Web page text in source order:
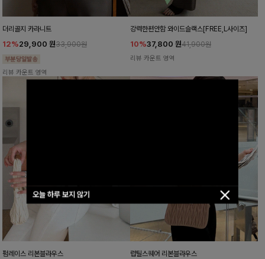
오늘 하루 보지 않기
더리골지 카라니트
12%29,900 원33,900원
리뷰 카운트 영역
강력한편안함 와이드슬랙스[FREE,L사이즈]
10%37,800 원41,900원
리뷰 카운트 영역
펌레이스 리본블라우스 럽틸스퀘어 리본블라우스